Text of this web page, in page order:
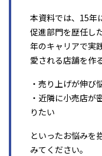
本資料では、15年
促進部門を歴任し
年のキャリアで実
愛される店舗を作
・売り上げが伸び
・近隣に小売店が
りたい
といったお悩みを
みてください。